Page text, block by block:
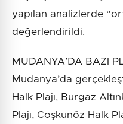
yapılan analizlerde
değerlendirildi.
MUDANYA’DA BAZI
Mudanya’da
Halk Plajı, Burgaz
Plajı, Coşkunöz Halk